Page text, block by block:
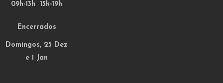
09h-13h 15h-19h
Encerrados
Domingos, 25 Dez
e 1 Jan